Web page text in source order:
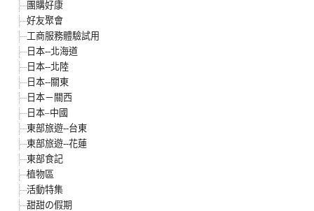
團購好康
好友聚會
工商服務體驗試用
日本--北海道
日本--北陸
日本--關東
日本－關西
日本–中國
東部旅遊--台東
東部旅遊--花蓮
東部食記
植物區
活動特集
甜甜の假期